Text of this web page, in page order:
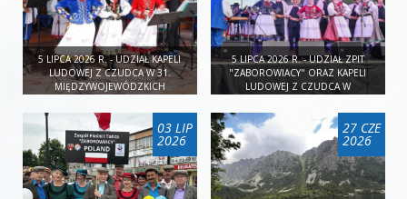
5 LIPCA 2026 R. - UDZIAŁ KAPELI
LUDOWEJ Z CZUDCA W 31.
MIĘDZYWOJEWÓDZKICH
MARKUSZOWEJ
5 LIPCA 2026 R. - UDZIAŁ ZPIT
"ZABOROWIACY" ORAZ KAPELI
LUDOWEJ Z CZUDCA W
03 LIP
2026
27 CZE
2026